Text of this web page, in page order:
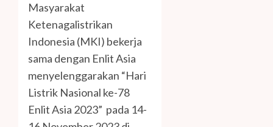
Masyarakat
Ketenagalistrikan
Indonesia (MKI) bekerja
sama dengan Enlit Asia
menyelenggarakan “Hari
Listrik Nasional ke-78
Enlit Asia 2023” pada 14-